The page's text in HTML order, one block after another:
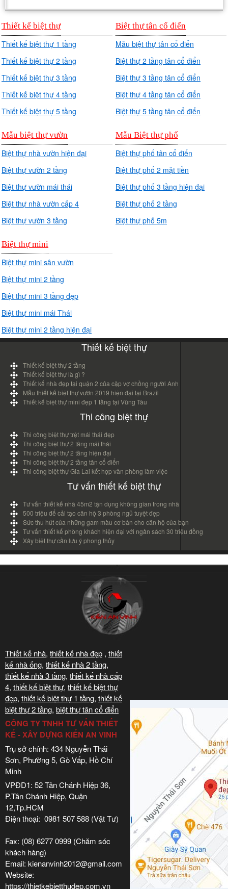
Thiết kế biệt thự
Thiết kế biệt thự 1 tầng
Thiết kế biệt thự 2 tầng
Thiết kế biệt thự 3 tầng
Thiết kế biệt thự 4 tầng
Thiết kế biệt thự 5 tầng
Biệt thự tân cổ điển
Mẫu biệt thự tân cổ điển
Biệt thự 2 tầng tân cổ điển
Biệt thự 3 tầng tân cổ điển
Biệt thự 4 tầng tân cổ điển
Biệt thự 5 tầng tân cổ điển
Mẫu biệt thự vườn
Biệt thự nhà vườn hiện đại
Biệt thự vườn 2 tầng
Biệt thự vườn mái thái
Biệt thự nhà vườn cấp 4
Biệt thự vườn 3 tầng
Mẫu Biệt thự phố
Biệt thự phố tân cổ điển
Biệt thự phố 2 mặt tiền
Biệt thự phố 3 tầng hiện đại
Biệt thự phố 2 tầng
Biệt thự phố 5m
Biệt thự mini
Biệt thự mini sân vườn
Biệt thự mini 2 tầng
Biệt thự mini 3 tầng đẹp
Biệt thự mini mái Thái
Biệt thự mini 2 tầng hiện đại
Thiết kế biệt thự
Thiết kế biệt thự 2 tầng
Thiết kế biệt thự là gì ?
Thiết kế nhà đẹp tại quận 2 của cặp vợ chồng người Anh
Mẫu thiết kế biệt thự vườn 2019 hiện đại tại Brazil
Thiết kế biệt thự mini đẹp 1 tầng tại Vũng Tàu
Thi công biệt thự
Thi công biệt thự trệt mái thái đẹp
Thi công biệt thự 2 tầng mái thái
Thi công biệt thự 2 tầng hiện đại
Thi công biệt thự 2 tầng tân cổ điển
Thi công biệt thự Gia Lai kết hợp văn phòng làm việc
Tư vấn thiết kế biệt thự
Tư vấn thiết kế nhà 45m2 tận dụng không gian trong nhà
500 triệu để cải tạo căn hộ 3 phòng ngủ tuyệt đẹp
Sức thu hút của những gam màu cơ bản cho căn hộ của bạn
Tư vấn thiết kế phòng khách hiện đại với ngân sách 30 triệu đồng
Xây biệt thự cần lưu ý phong thủy
Thiết kế nhà, thiết kế nhà đẹp , thiết
kế nhà ống, thiết kế nhà 2 tầng,
thiết kế nhà 3 tầng, thiết kế nhà cấp
4, thiết kế biệt thự, thiết kế biệt thự
đẹp, thiết kế biệt thự 1 tầng, thiết kế
biệt thự 2 tầng, biệt thự tân cổ điển
CÔNG TY TNHH TƯ VẤN THIẾT
KẾ - XÂY DỰNG KIẾN AN VINH
Trụ sở chính: 434 Nguyễn Thái
Sơn, Phường 5, Gò Vấp, Hồ Chí
Minh
VPĐD1: 52 Tân Chánh Hiệp 36,
P.Tân Chánh Hiệp, Quận
12,Tp.HCM
Điện thoại: 0981 507 588 (Vật Tư)
Fax: (08) 6277 0999 (Chăm sóc
khách hàng)
Email: kienanvinh2012@gmail.com
Website:
https://thietkebietthudep.com.vn